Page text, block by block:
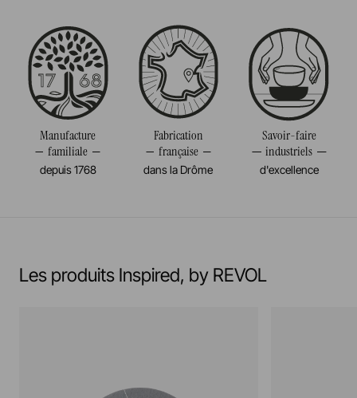
Volume -CL
Poids 1,500KG
Manufacture
familiale
depuis 1768
Fabrication
française
dans la Drôme
Savoir-faire
industriels
d'excellence
Les produits Inspired, by REVOL